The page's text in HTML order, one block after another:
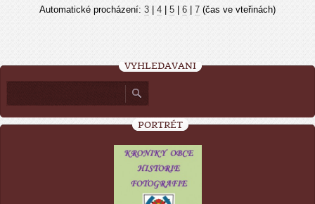
Automatické procházení: 3 4 5 6 7 (čas ve vteřinách)
VYHLEDÁVÁNÍ
PORTRÉT